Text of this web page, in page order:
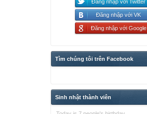
Đăng nhập với Twitter
Đăng nhập với VK
Đăng nhập với Google
Tìm chúng tôi trên Facebook
Sinh nhật thành viên